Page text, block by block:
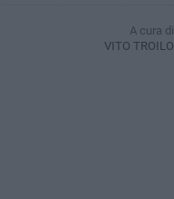
A cura di
VITO TROILO